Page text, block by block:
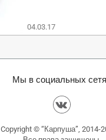
04.03.17
Мы в социальных
Copyright © “Карпуша”, 2014-